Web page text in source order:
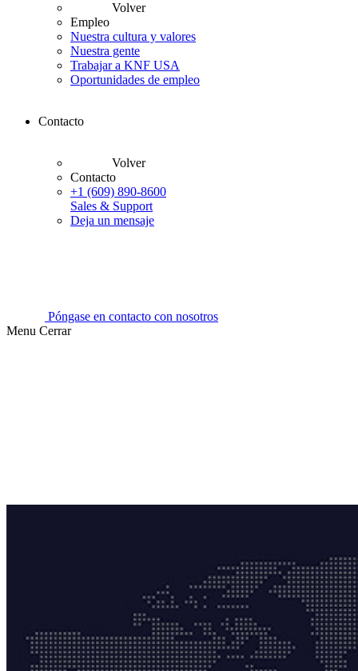
Volver
Empleo
Nuestra cultura y valores
Nuestra gente
Trabajar a KNF USA
Oportunidades de empleo
Contacto
Volver
Contacto
+1 (609) 890-8600
Sales & Support
Deja un mensaje
Póngase en contacto con nosotros
Menu Cerrar